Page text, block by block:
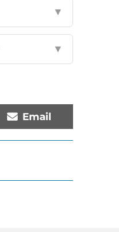
▼
▼
Email